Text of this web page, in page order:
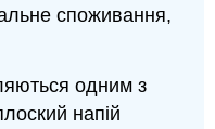
споживання,
одним з
напій